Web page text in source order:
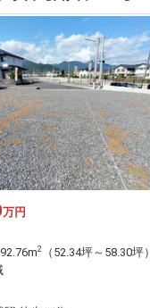
万円
2
（52.34坪～58.30坪）